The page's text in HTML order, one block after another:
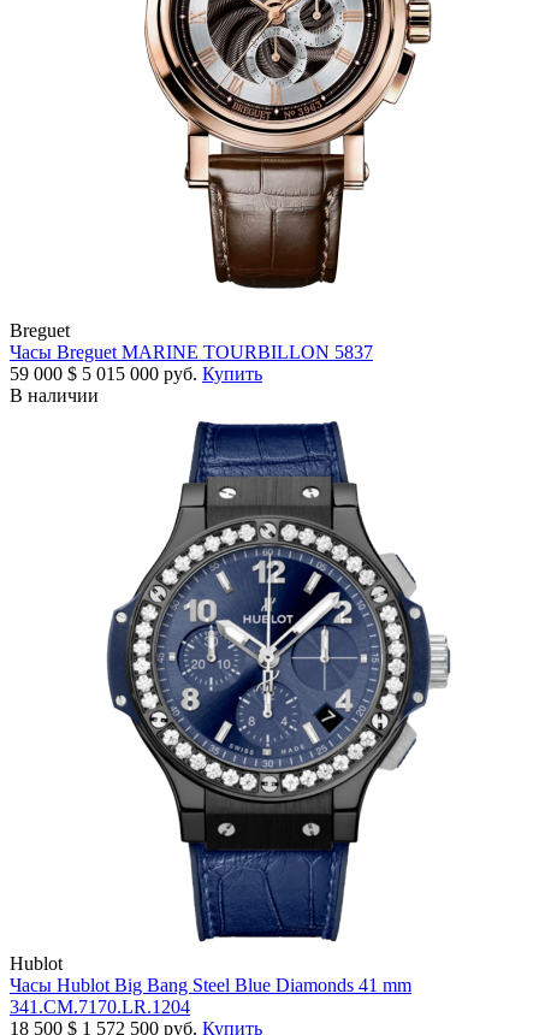
Breguet
Часы Breguet MARINE TOURBILLON 5837
59 000 $ 5 015 000 руб. Купить
В наличии
Hublot
Часы Hublot Big Bang Steel Blue Diamonds 41 mm
341.CM.7170.LR.1204
18 500 $ 1 572 500 руб. Купить